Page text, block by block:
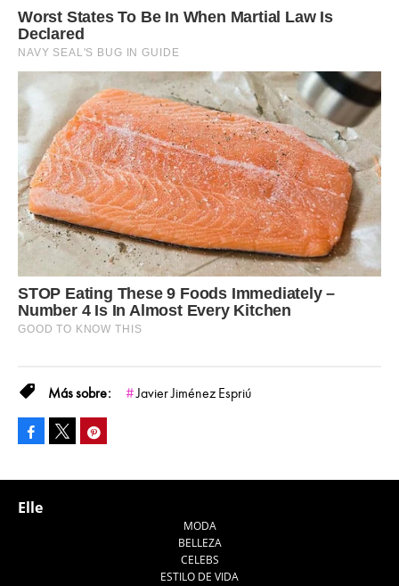
Javier Jiménez Espriú
Facebook
Elle
MODA
BELLEZA
CELEBS
ESTILO DE VIDA